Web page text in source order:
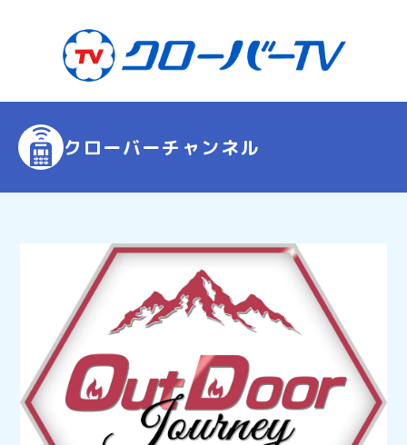
クローバーチャンネル